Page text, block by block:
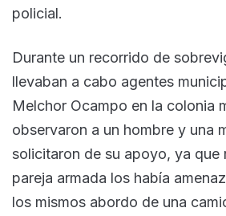
policial.
Durante un recorrido de
llevaban a cabo agentes
Melchor Ocampo en la colonia
observaron a un hombre y una
solicitaron de su apoyo, ya que
pareja armada los había
los mismos abordo de una